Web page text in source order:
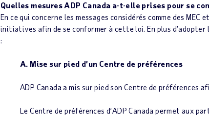
Quelles mesures ADP Canada a-t-elle prises pour se
En ce qui concerne les messages considérés comme des
initiatives afin de se conformer à cette loi. En plus
:
A. Mise sur pied d’un Centre de préférences
ADP Canada a mis sur pied son Centre de préférences
Le Centre de préférences d’ADP Canada permet aux